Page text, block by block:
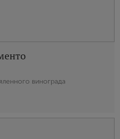
винограда